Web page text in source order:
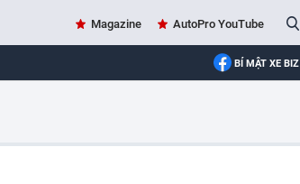
Magazine AutoPro YouTube
BÍ MẬT XE BIZ